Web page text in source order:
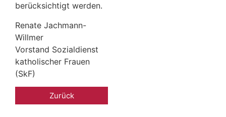
berücksichtigt werden.
Renate Jachmann-
Willmer
Vorstand Sozialdienst
katholischer Frauen
(SkF)
Zurück